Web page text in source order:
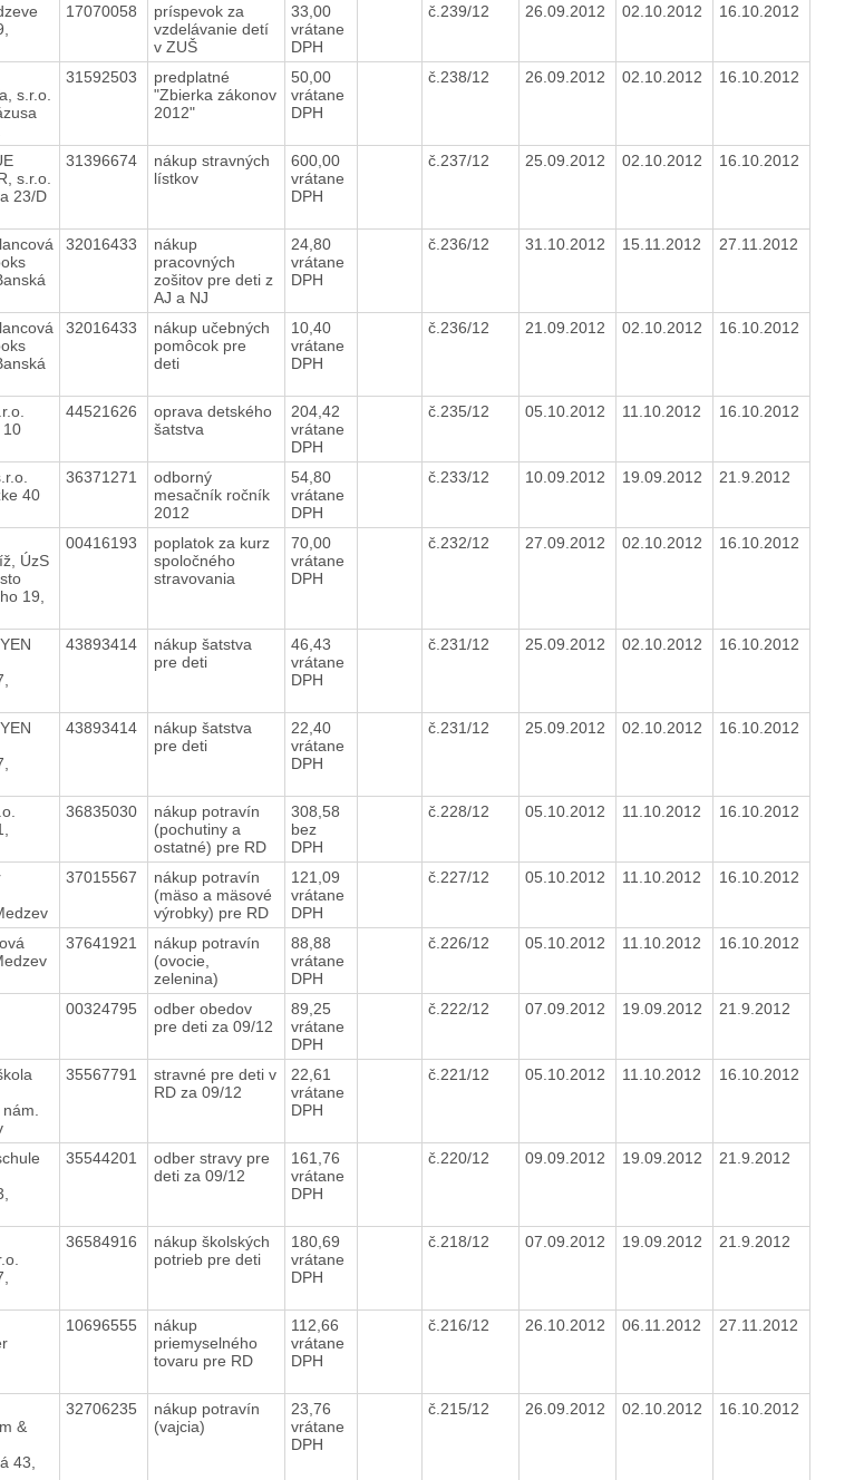
17070058
príspevok za
vzdelávanie detí
v ZUŠ
33,00
vrátane
DPH
č.239/12 26.09.2012 02.10.2012 16.10.2012
s.r.o.
31592503
predplatné
"Zbierka zákonov
2012"
50,00
vrátane
DPH
č.238/12 26.09.2012 02.10.2012 16.10.2012
s.r.o.
23/D
31396674
nákup stravných
lístkov
600,00
vrátane
DPH
č.237/12 25.09.2012 02.10.2012 16.10.2012
32016433
nákup
pracovných
zošitov pre deti z
AJ a NJ
24,80
vrátane
DPH
č.236/12 31.10.2012 15.11.2012 27.11.2012
32016433
nákup učebných
pomôcok pre
deti
10,40
vrátane
DPH
č.236/12 21.09.2012 02.10.2012 16.10.2012
10
44521626
oprava detského
šatstva
204,42
vrátane
DPH
č.235/12 05.10.2012 11.10.2012 16.10.2012
40
36371271
odborný
mesačník ročník
2012
54,80
vrátane
DPH
č.233/12 10.09.2012 19.09.2012 21.9.2012
ÚzS
19,
00416193
poplatok za kurz
spoločného
stravovania
70,00
vrátane
DPH
č.232/12 27.09.2012 02.10.2012 16.10.2012
43893414
nákup šatstva
pre deti
46,43
vrátane
DPH
č.231/12 25.09.2012 02.10.2012 16.10.2012
43893414
nákup šatstva
pre deti
22,40
vrátane
DPH
č.231/12 25.09.2012 02.10.2012 16.10.2012
36835030
nákup potravín
(pochutiny a
ostatné) pre RD
308,58
bez
DPH
č.228/12 05.10.2012 11.10.2012 16.10.2012
37015567
nákup potravín
(mäso a mäsové
výrobky) pre RD
121,09
vrátane
DPH
č.227/12 05.10.2012 11.10.2012 16.10.2012
37641921
nákup potravín
(ovocie,
zelenina)
88,88
vrátane
DPH
č.226/12 05.10.2012 11.10.2012 16.10.2012
00324795
odber obedov
pre deti za 09/12
89,25
vrátane
DPH
č.222/12 07.09.2012 19.09.2012 21.9.2012
35567791
stravné pre deti v
RD za 09/12
22,61
vrátane
DPH
č.221/12 05.10.2012 11.10.2012 16.10.2012
35544201
odber stravy pre
deti za 09/12
161,76
vrátane
DPH
č.220/12 09.09.2012 19.09.2012 21.9.2012
36584916
nákup školských
potrieb pre deti
180,69
vrátane
DPH
č.218/12 07.09.2012 19.09.2012 21.9.2012
10696555
nákup
priemyselného
tovaru pre RD
112,66
vrátane
DPH
č.216/12 26.10.2012 06.11.2012 27.11.2012
&
43,
32706235
nákup potravín
(vajcia)
23,76
vrátane
DPH
č.215/12 26.09.2012 02.10.2012 16.10.2012